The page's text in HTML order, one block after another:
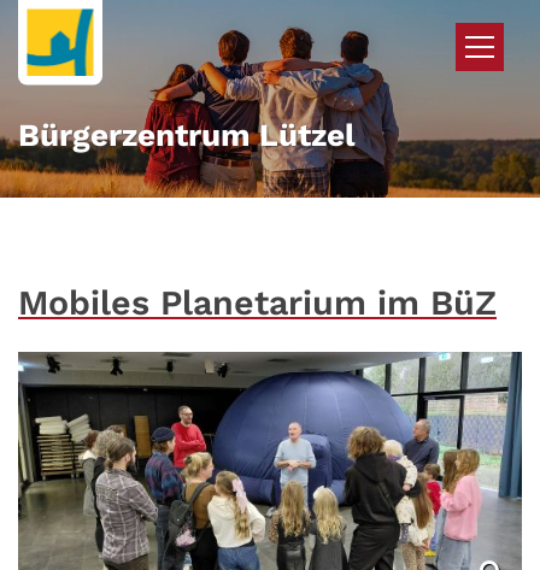
Zum Inhalt springen
Bürgerzentrum Lützel
Mobiles Planetarium im BüZ